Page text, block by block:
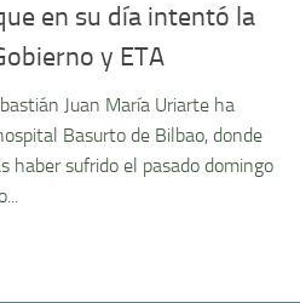
en su día intentó la
y ETA
Juan María Uriarte ha
Basurto de Bilbao, donde
haber sufrido el pasado domingo